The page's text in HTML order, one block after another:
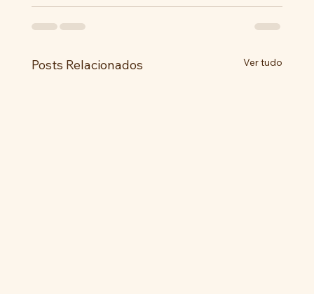
Posts Relacionados Ver tudo